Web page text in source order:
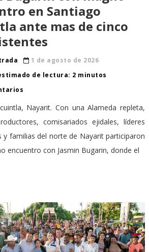
en Santiago
ante mas de cinco
1 de agosto de 2026
de lectura: 2 minutos
Nayarit. Con una Alameda repleta,
comisariados ejidales, líderes
y familias del norte de Nayarit participaron
encuentro con Jasmin Bugarin, donde el